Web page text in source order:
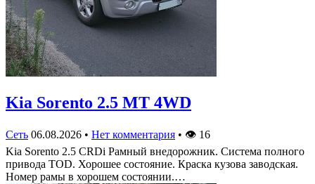
Kia Sorento 2.5 MT 4WD
Сеть 06.08.2026 • Нет комментария • 👁 16
Kia Sorento 2.5 CRDi Рамный внедорожник. Система полного
привода TOD. Хорошее состояние. Краска кузова заводская.
Номер рамы в хорошем состоянии.…